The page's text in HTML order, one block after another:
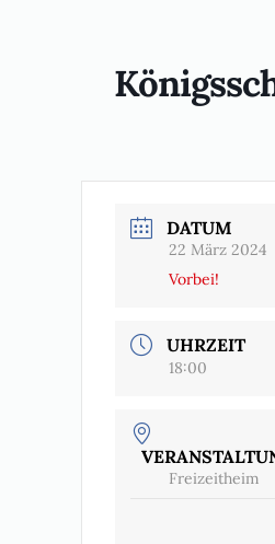
DATUM
22 März 2024
Vorbei!
UHRZEIT
18:00
Freizeitheim